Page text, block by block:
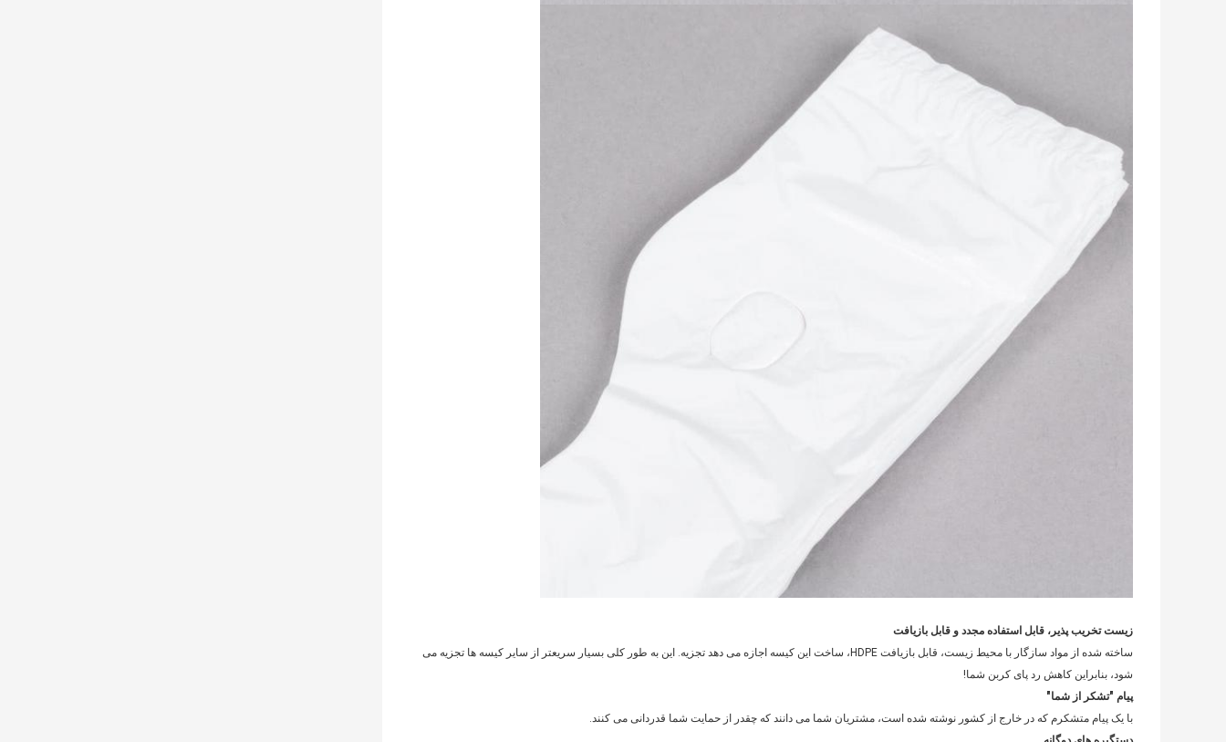
زیست تخریب پذیر، قابل استفاده مجدد و قابل بازیافت
ساخته شده از مواد سازگار با محیط زیست، قابل بازیافت HDPE، ساخت این کیسه اجازه می دهد تجزیه. این به طور کلی بسیار سریعتر از سایر کیسه ها تجزیه می
شود، بنابراین کاهش رد پای کربن شما!
پیام "تشکر از شما"
با یک پیام متشکرم که در خارج از کشور نوشته شده است، مشتریان شما می دانند که چقدر از حمایت شما قدردانی می کنند.